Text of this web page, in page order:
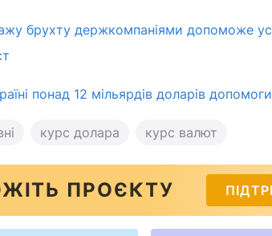
брухту держкомпаніями допоможе
понад 12 мільярдів доларів
курс долара курс валют
ПРОЄКТУ